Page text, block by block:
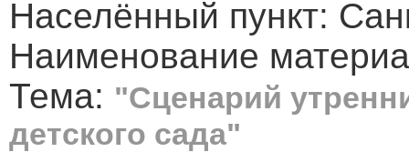
Населённый пункт:
Наименование
Тема: "Сценарий
детского сада"